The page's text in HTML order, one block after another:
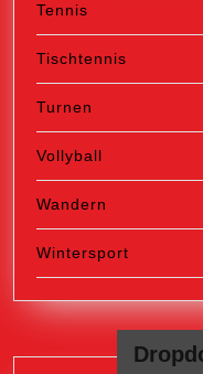
Tennis
Tischtennis
Turnen
Vollyball
Wandern
Wintersport